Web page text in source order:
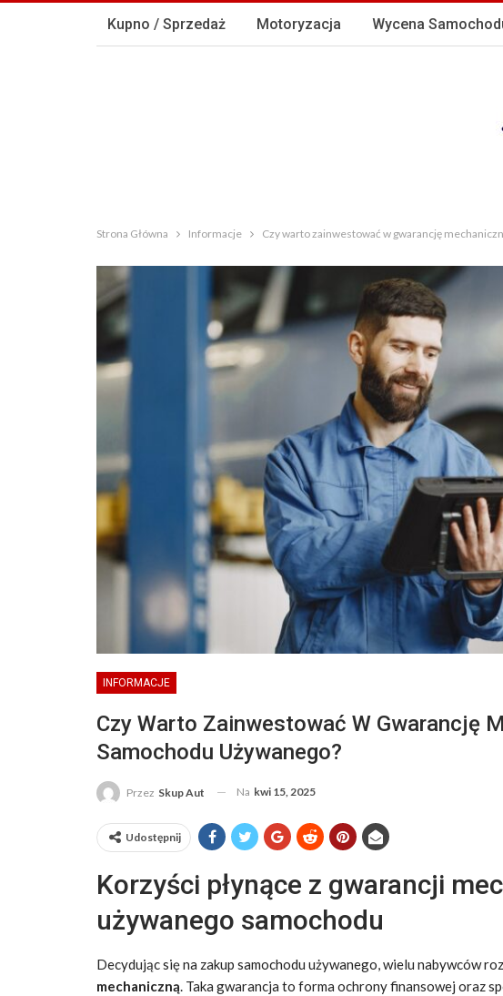
Kupno / Sprzedaż Motoryzacja Wycena
Strona Główna Informacje Czy warto zainwestować w gwarancję
INFORMACJE
Czy Warto Zainwestować W Gwarancję
Samochodu Używanego?
Przez Skup Aut Na kwi 15, 2025
Udostępnij
Korzyści płynące z gwarancji
używanego samochodu
Decydując się na zakup samochodu używanego, wielu nabywców
mechaniczną. Taka gwarancja to forma ochrony finansowej oraz